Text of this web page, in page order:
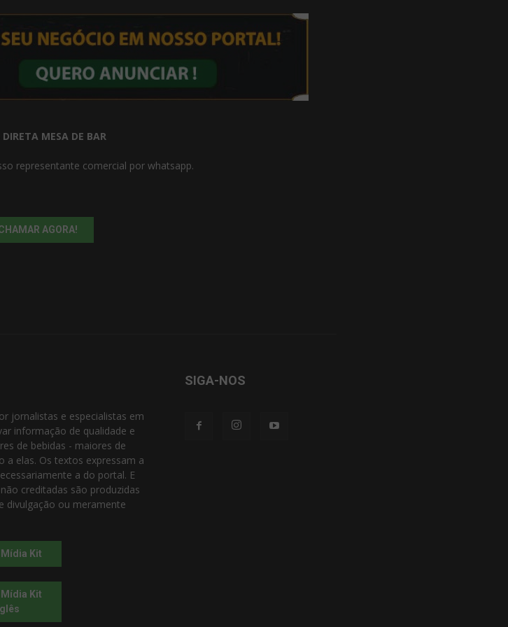
MESA DE BAR
representante comercial por whatsapp.
AGORA!
jornalistas e especialistas em
informação de qualidade e
de bebidas - maiores de
a elas. Os textos expressam a
a do portal. E
creditadas são produzidas
divulgação ou meramente
Mídia Kit
Mídia Kit
SIGA-NOS